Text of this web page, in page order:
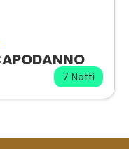
7 Notti